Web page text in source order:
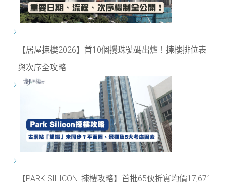
【居屋揀樓2026】首10個攪珠號碼出爐！揀樓排位表
與次序全攻略
【PARK SILICON: 揀樓攻略】首批65伙折實均價17,671